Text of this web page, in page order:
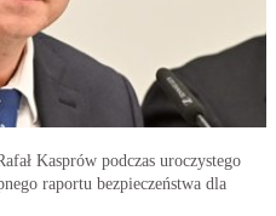
Kasprów podczas uroczystego
raportu bezpieczeństwa dla